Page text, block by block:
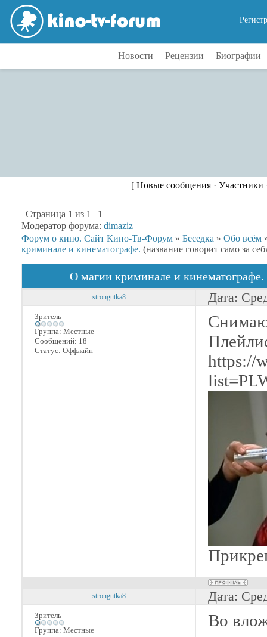
Новости Рецензии Биографии
[ Новые сообщения· Участники
Страница 1 из 1
1
Модератор форума: dimaziz
Форум о кино. Сайт Кино-Тв-Форум » Беседка » Обо всём
криминале и кинематографе. (название говорит само за
О магии криминале и кинематографе.
strongutka8 Дата:
Зритель
Группа: Местные
Сообщений: 18
Статус: Оффлайн
Снимаю
https://
strongutka8 Дата:
Зритель
Группа: Местные
Во